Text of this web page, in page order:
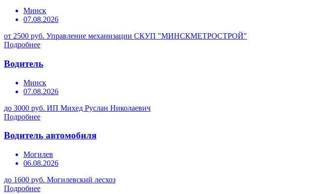
Минск
07.08.2026
от 2500 руб. Управление механизации СКУП "МИНСКМЕТРОСТРОЙ"
Подробнее
Водитель
Минск
07.08.2026
до 3000 руб. ИП Михед Руслан Николаевич
Подробнее
Водитель автомобиля
Могилев
06.08.2026
до 1600 руб. Могилевский лесхоз
Подробнее